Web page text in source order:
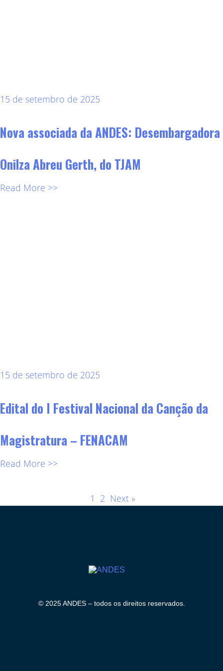
15 de setembro de 2025
Nova associada da ANDES: Desembargadora
Onilza Abreu Gerth, do TJAM
Read More >>
15 de setembro de 2025
Edital do I Festival Nacional da Canção da
Magistratura – FENACAM
Read More >>
1 2 Next »
© 2025 ANDES – todos os direitos reservados.